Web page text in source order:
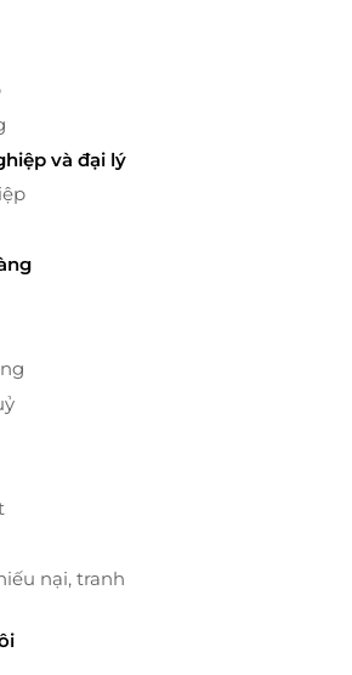
sóc da tại TouchBeauty áp dụng
4.0, với các tính năng vượt trội,
đến trải nghiệm tuyệt vời cho
đời những sản phẩm chất lượng
không ngừng đổi mới và hợp tác
xuất sắc nhằm phát triển và
và đại lý
nại, tranh